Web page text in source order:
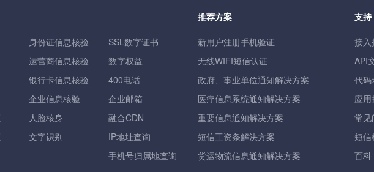
身份证信息核验
运营商信息核验
银行卡信息核验
企业信息核验
人脸核身
文字识别
SSL数字证书
数字权益
400电话
企业邮箱
融合CDN
IP地址查询
手机号归属地查询
推荐方案
新用户注册手机验证
无线WIFI短信认证
政府、事业单位通知解决方案
医疗信息系统通知解决方案
重要信息通知解决方案
短信工资条解決方案
货运物流信息通知解决方案
支持
接入
API
代码
应
常见
短信
百科